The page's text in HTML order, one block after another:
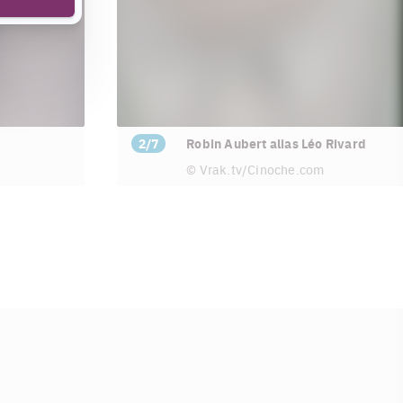
2/7
Robin Aubert alias Léo Rivard
© Vrak.tv/Cinoche.com